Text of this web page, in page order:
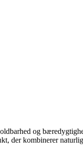
og
der kombinerer